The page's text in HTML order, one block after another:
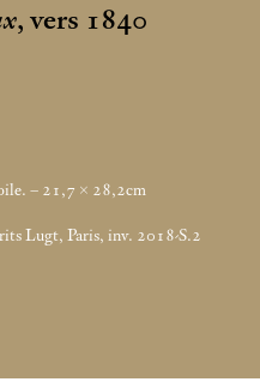
, vers 1840
– 21,7 × 28,2cm
Lugt, Paris, inv. 2018-S.2